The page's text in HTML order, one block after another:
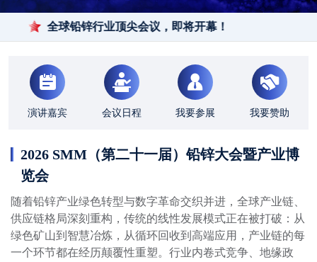
球铅锌行业顶尖会议，即将开幕！
演讲嘉宾 会议日程 我要参展 我要赞助
2026 SMM（第二十一届）铅锌大会暨产业博
览会
随着铅锌产业绿色转型与数字革命交织并进，全球产业链、
供应链格局深刻重构，传统的线性发展模式正在被打破：从
绿色矿山到智慧冶炼，从循环回收到高端应用，产业链的每
一个环节都在经历颠覆性重塑。行业内卷式竞争、地缘政